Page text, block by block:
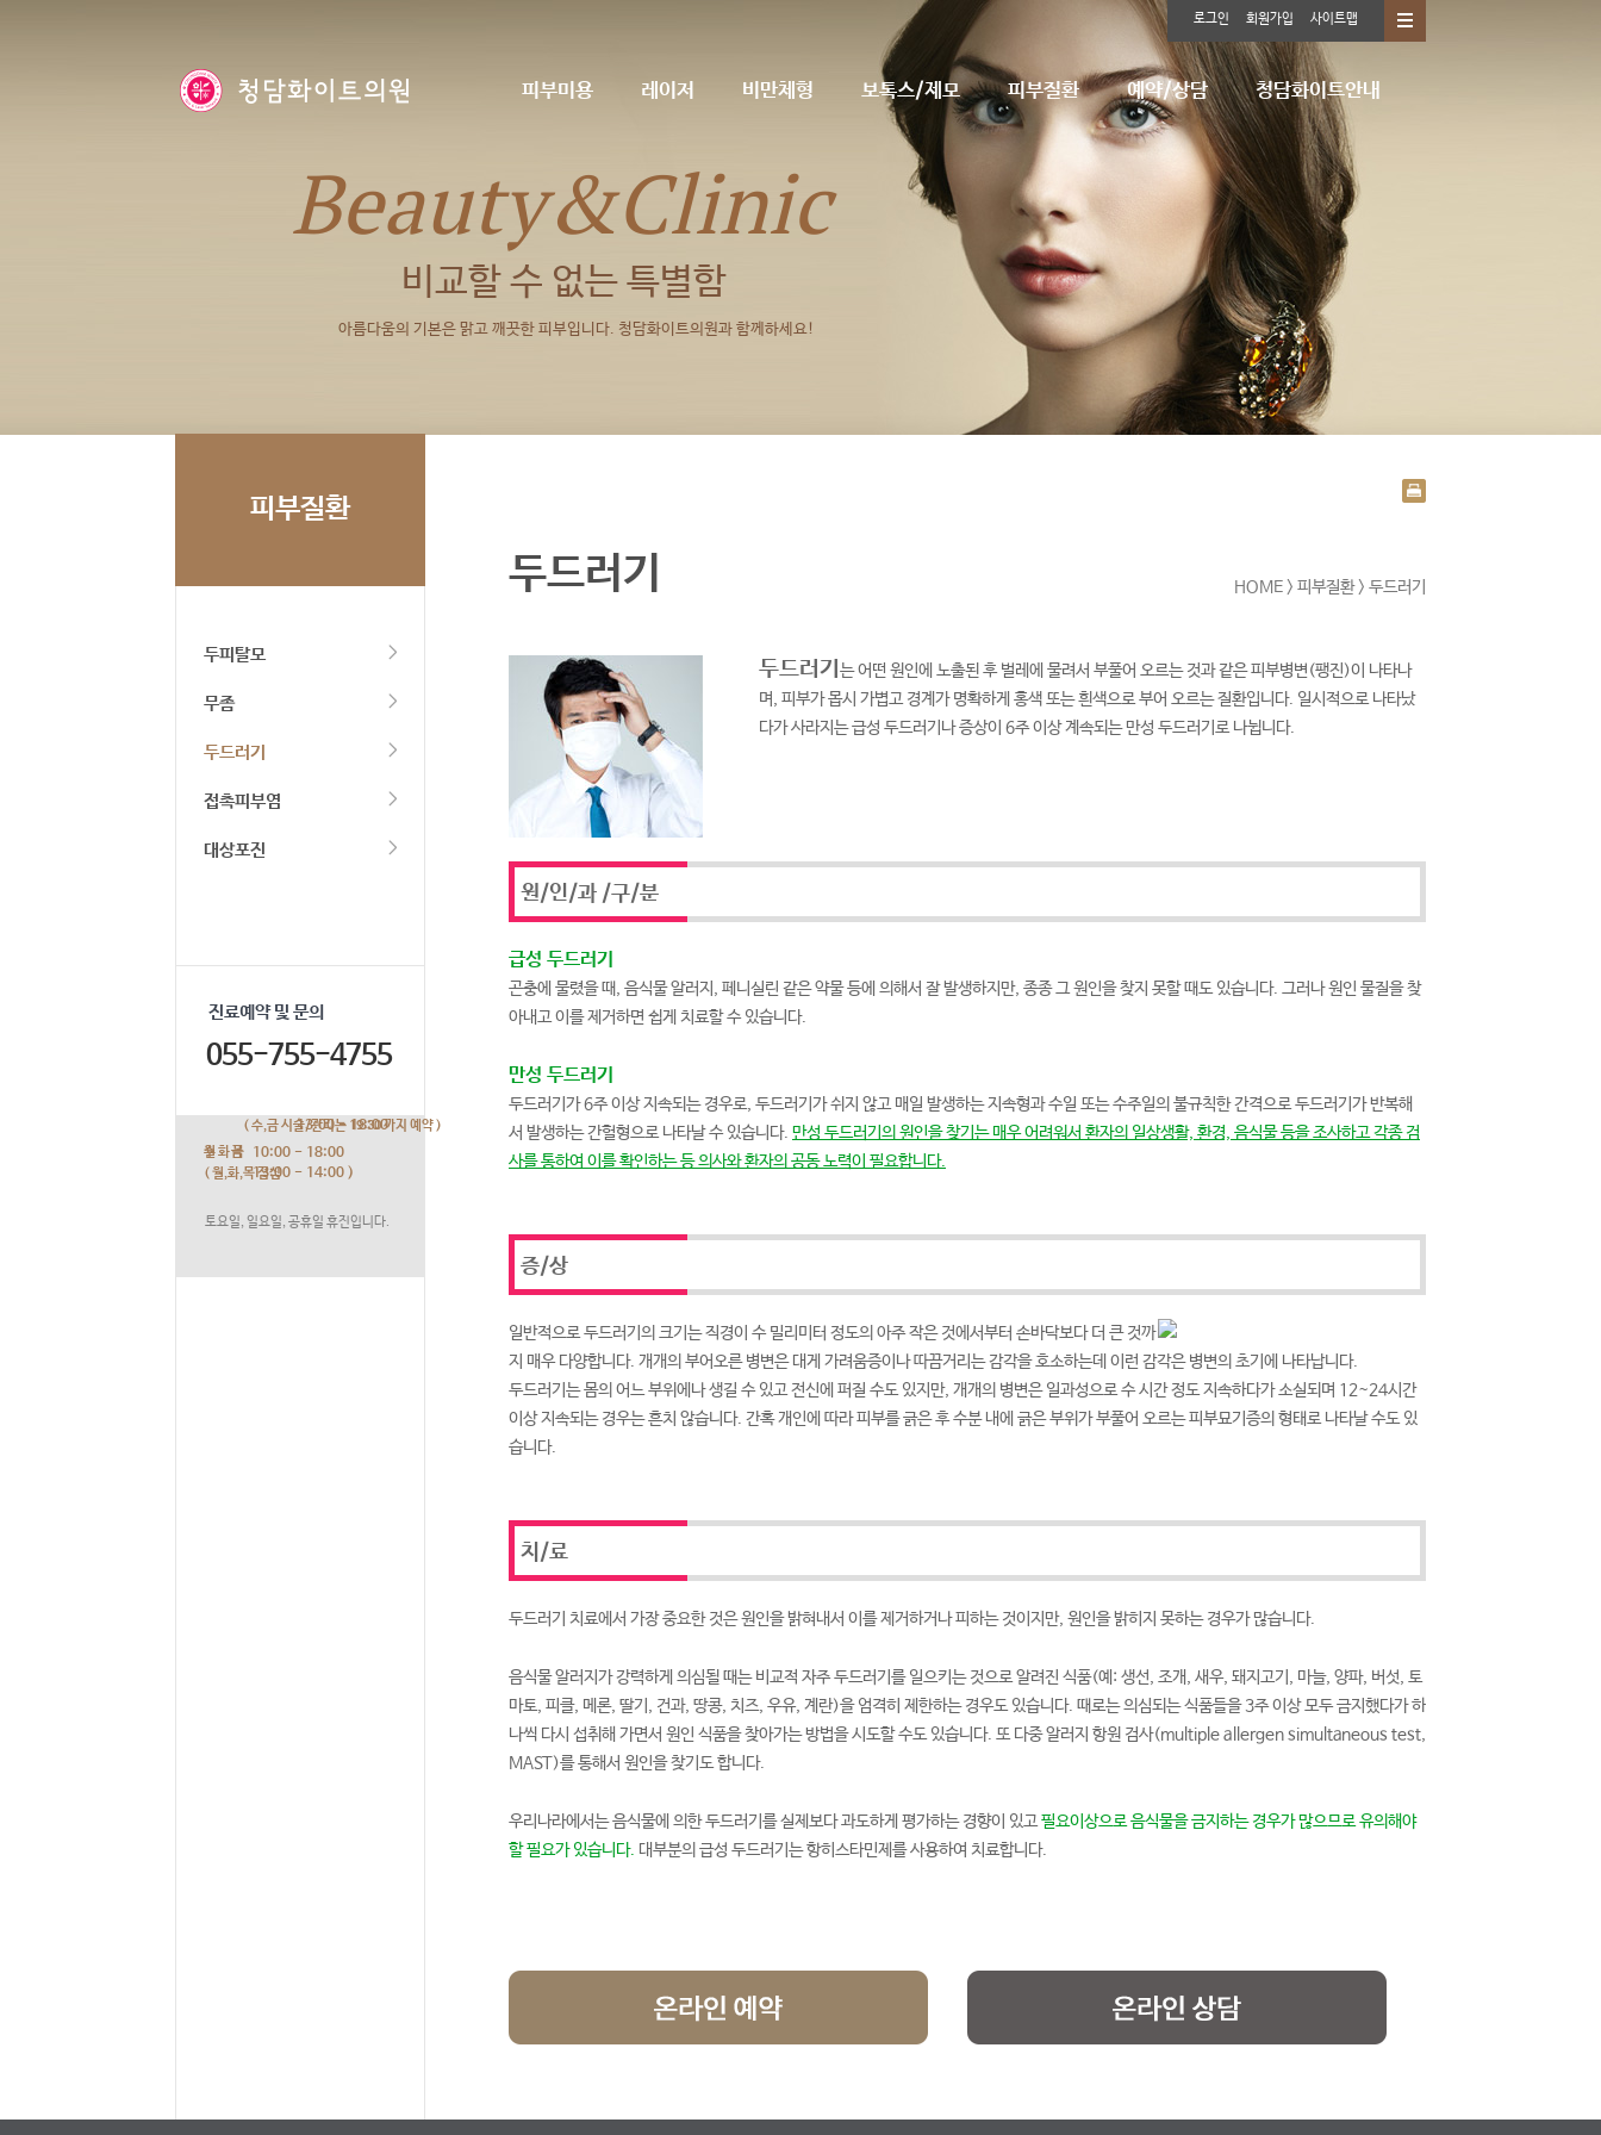
로그인 회원가입 사이트맵
피부미용 레이저 비만체형 보톡스/제모 피부질환 예약/상담 청담화이트안내
Beauty&Clinic
비교할 수 없는 특별함
아름다움의 기본은 맑고 깨끗한 피부입니다. 청담화이트의원과 함께하세요!
피부질환
두피탈모
무좀
두드러기
접촉피부염
대상포진
진료예약 및 문의
055-755-4755
월 화 목 10:00 - 18:00
( 월,화,목 점심13:00 - 14:00 )
토요일, 일요일, 공휴일 휴진입니다.
13:00 - 18:00
수 금
( 수,금 시술/관리는 19:30 까지 예약 )
두드러기 HOME > 피부질환 > 두드러기
두드러기 는 어떤 원인에 노출된 후 벌레에 물려서 부풀어 오르는 것과 같은 피부병변(팽진)이 나타나
며, 피부가 몹시 가볍고 경계가 명확하게 홍색 또는 흰색으로 부어 오르는 질환입니다. 일시적으로 나타났
다가 사라지는 급성 두드러기나 증상이 6주 이상 계속되는 만성 두드러기로 나뉩니다.
원/인/과 /구/분
급성 두드러기
곤충에 물렸을 때, 음식물 알러지, 페니실린 같은 약물 등에 의해서 잘 발생하지만, 종종 그 원인을 찾지 못할 때도 있습니다. 그러나 원인 물질을 찾
아내고 이를 제거하면 쉽게 치료할 수 있습니다.
만성 두드러기
두드러기가 6주 이상 지속되는 경우로, 두드러기가 쉬지 않고 매일 발생하는 지속형과 수일 또는 수주일의 불규칙한 간격으로 두드러기가 반복해
서 발생하는 간헐형으로 나타날 수 있습니다. 만성 두드러기의 원인을 찾기는 매우 어려워서 환자의 일상생활, 환경, 음식물 등을 조사하고 각종 검
사를 통하여 이를 확인하는 등 의사와 환자의 공동 노력이 필요합니다.
증/상
일반적으로 두드러기의 크기는 직경이 수 밀리미터 정도의 아주 작은 것에서부터 손바닥보다 더 큰 것까
지 매우 다양합니다. 개개의 부어오른 병변은 대게 가려움증이나 따끔거리는 감각을 호소하는데 이런 감각은 병변의 초기에 나타납니다.
두드러기는 몸의 어느 부위에나 생길 수 있고 전신에 퍼질 수도 있지만, 개개의 병변은 일과성으로 수 시간 정도 지속하다가 소실되며 12~24시간
이상 지속되는 경우는 흔치 않습니다. 간혹 개인에 따라 피부를 긁은 후 수분 내에 긁은 부위가 부풀어 오르는 피부묘기증의 형태로 나타날 수도 있
습니다.
치/료
두드러기 치료에서 가장 중요한 것은 원인을 밝혀내서 이를 제거하거나 피하는 것이지만, 원인을 밝히지 못하는 경우가 많습니다.
음식물 알러지가 강력하게 의심될 때는 비교적 자주 두드러기를 일으키는 것으로 알려진 식품(예: 생선, 조개, 새우, 돼지고기, 마늘, 양파, 버섯, 토
마토, 피클, 메론, 딸기, 건과, 땅콩, 치즈, 우유, 계란)을 엄격히 제한하는 경우도 있습니다. 때로는 의심되는 식품들을 3주 이상 모두 금지했다가 하
나씩 다시 섭취해 가면서 원인 식품을 찾아가는 방법을 시도할 수도 있습니다. 또 다중 알러지 항원 검사(multiple allergen simultaneous test,
MAST)를 통해서 원인을 찾기도 합니다.
우리나라에서는 음식물에 의한 두드러기를 실제보다 과도하게 평가하는 경향이 있고필요이상으로 음식물을 금지하는 경우가 많으므로 유의해야
할 필요가 있습니다. 대부분의 급성 두드러기는 항히스타민제를 사용하여 치료합니다.